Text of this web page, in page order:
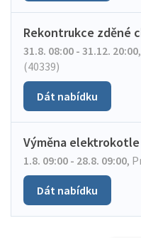
Rekontrukce zděné
31.8. 08:00 - 31.12. 20:00,
(40339)
Dát nabídku
Výměna
1.8. 09:00 - 28.8. 09:00,
Dát nabídku